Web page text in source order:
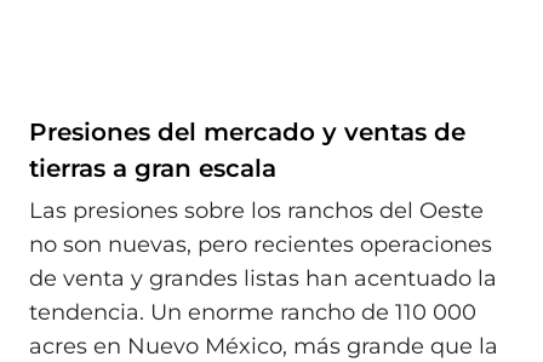
Presiones del mercado y ventas de
tierras a gran escala
Las presiones sobre los ranchos del Oeste
no son nuevas, pero recientes operaciones
de venta y grandes listas han acentuado la
tendencia. Un enorme rancho de 110 000
acres en Nuevo México, más grande que la